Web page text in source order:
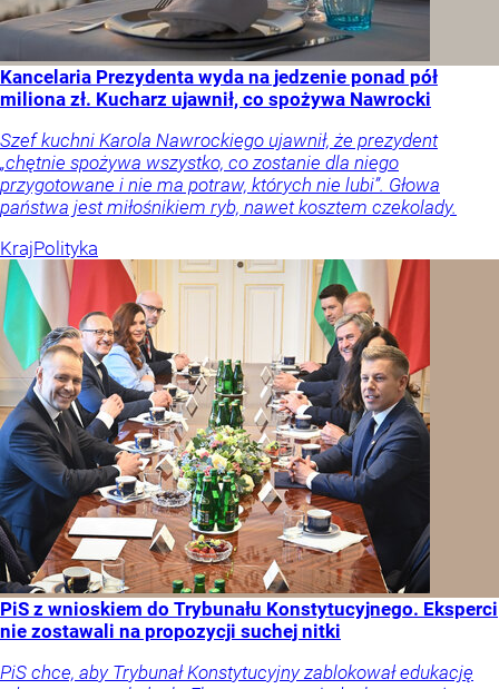
Kancelaria Prezydenta wyda na jedzenie ponad pół
miliona zł. Kucharz ujawnił, co spożywa Nawrocki
Szef kuchni Karola Nawrockiego ujawnił, że prezydent
„chętnie spożywa wszystko, co zostanie dla niego
przygotowane i nie ma potraw, których nie lubi”. Głowa
państwa jest miłośnikiem ryb, nawet kosztem czekolady.
KrajPolityka
PiS z wnioskiem do Trybunału Konstytucyjnego. Eksperci
nie zostawali na propozycji suchej nitki
PiS chce, aby Trybunał Konstytucyjny zablokował edukację